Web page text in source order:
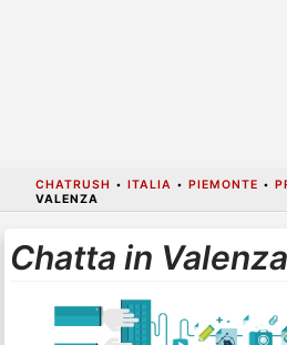
CHATRUSH • ITALIA • PIEMONTE •
VALENZA
Chatta in Valenza